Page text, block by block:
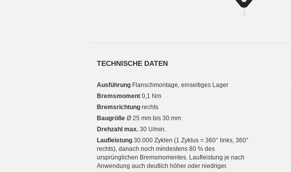
TECHNISCHE DATEN
Ausführung Flanschmontage, einseitiges Lager
Bremsmoment 0,1 Nm
Bremsrichtung rechts
Baugröße Ø 25 mm bis 30 mm
Drehzahl max. 30 U/min.
Laufleistung 30.000 Zyklen (1 Zyklus = 360° links, 360°
rechts), danach noch mindestens 80 % des
ursprünglichen Bremsmomentes. Laufleistung je nach
Anwendung auch deutlich höher oder niedriger.